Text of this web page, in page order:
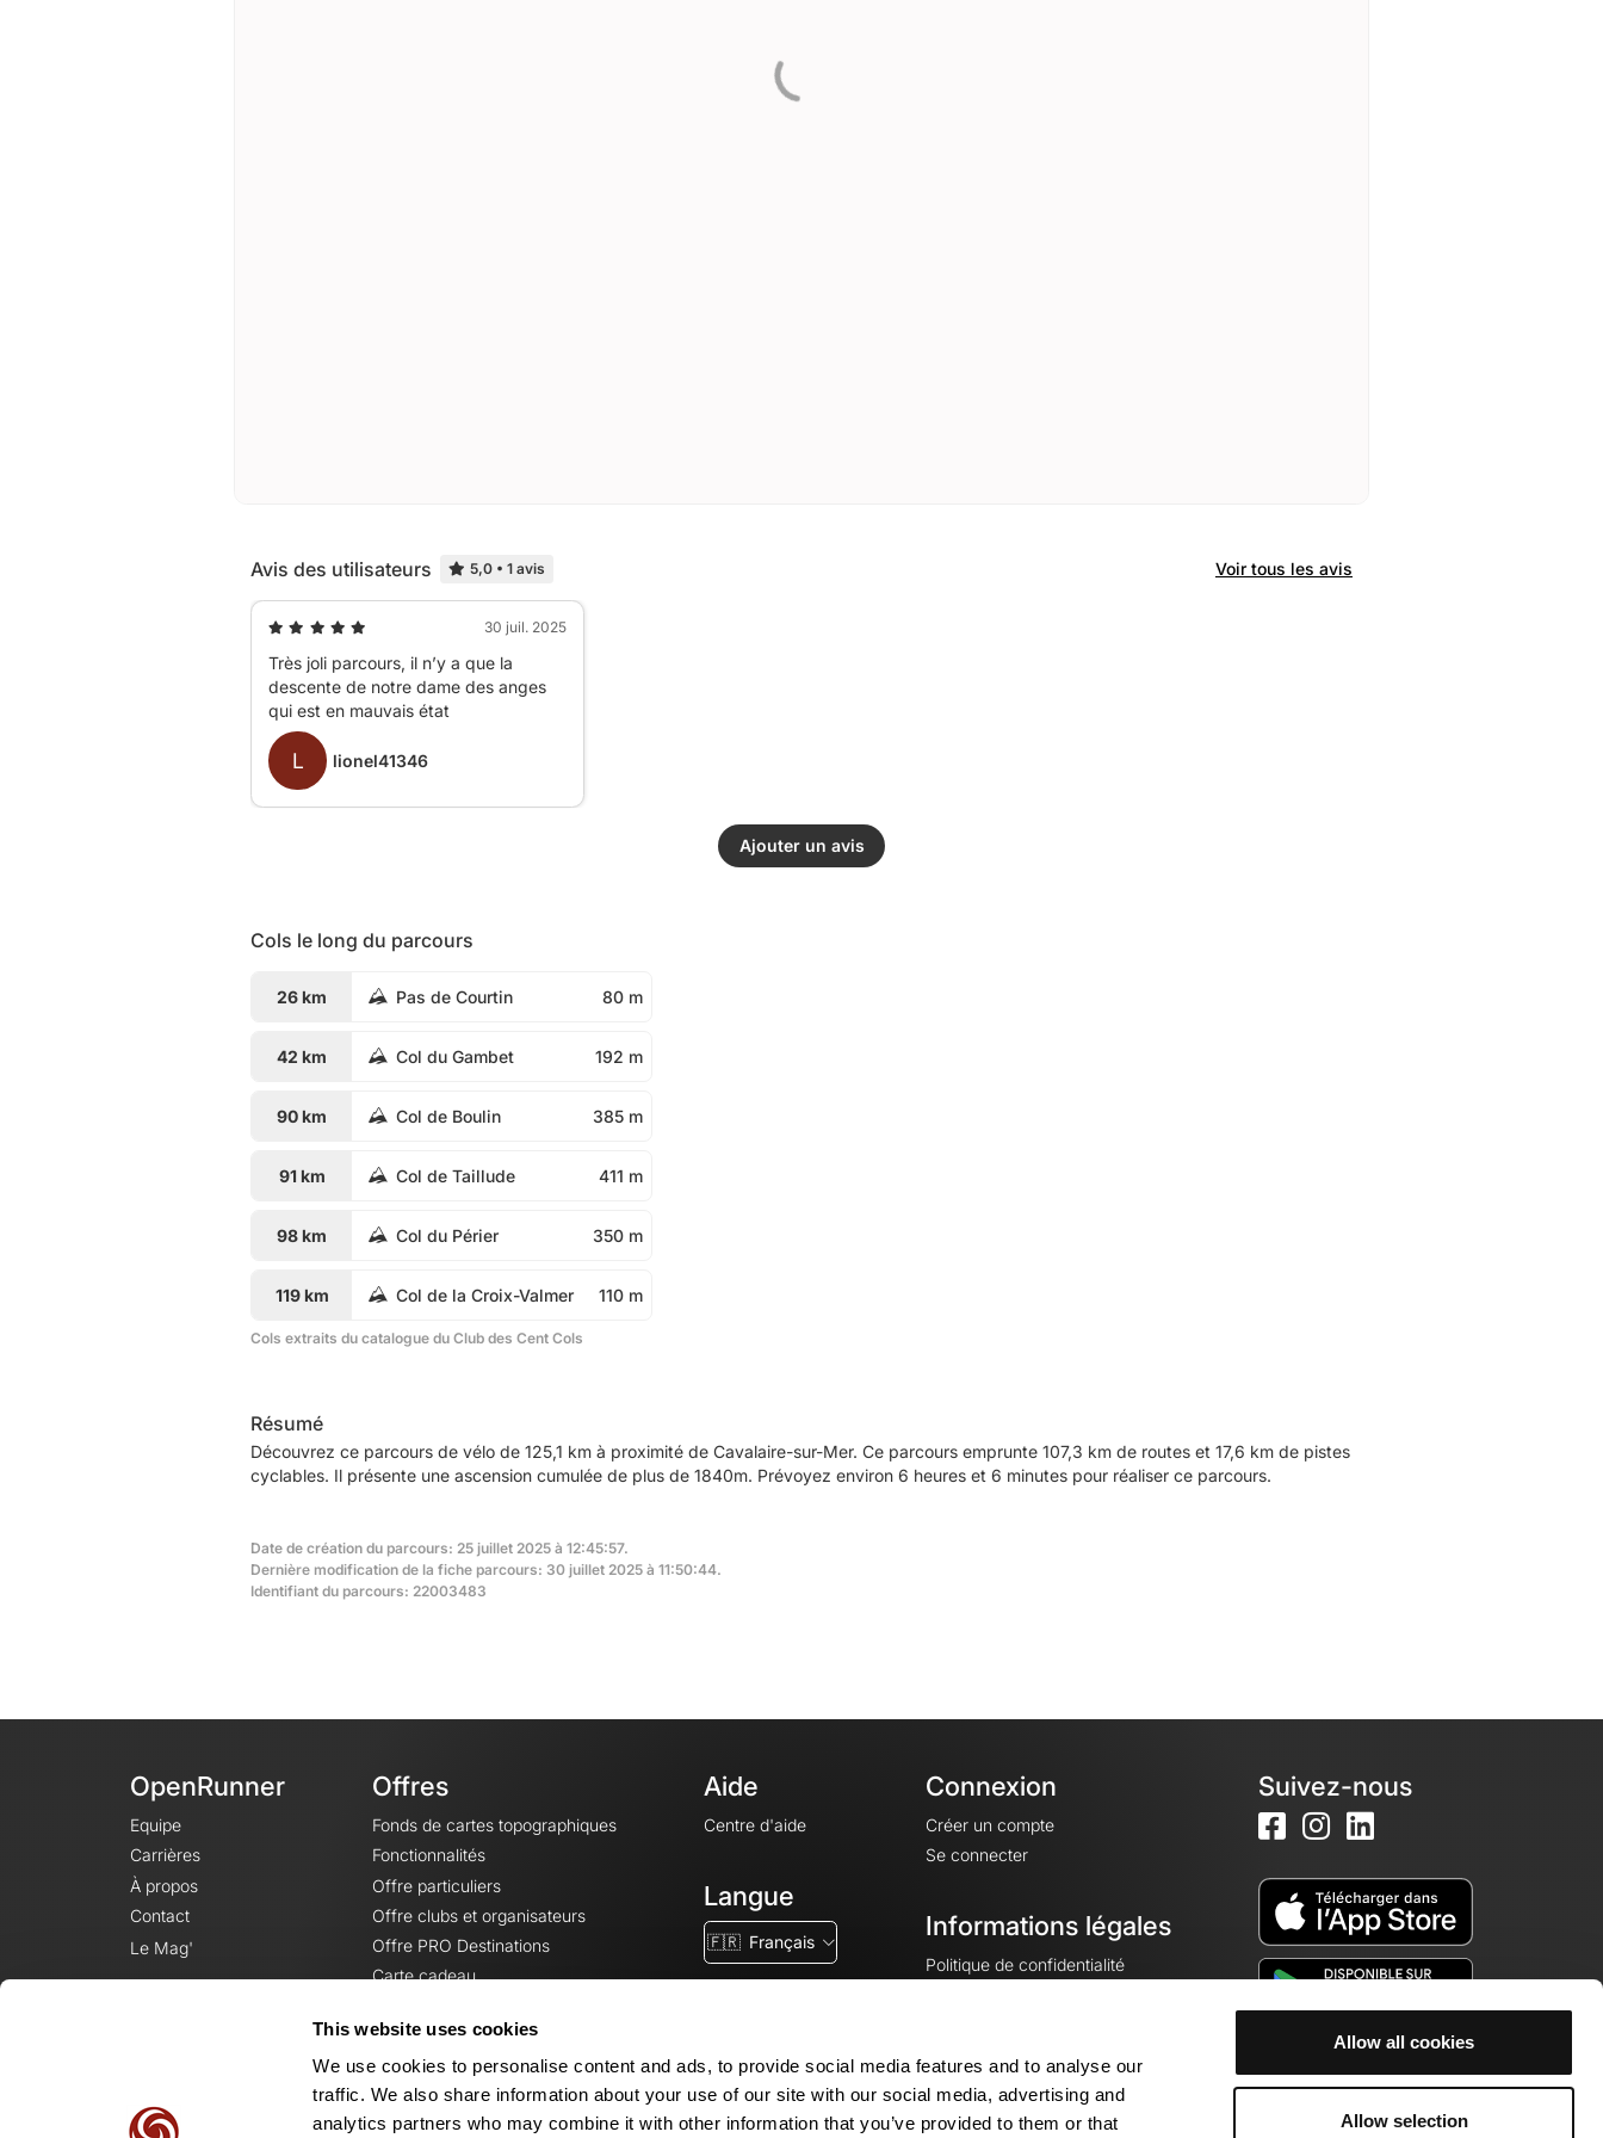
This website uses cookies
We use cookies to personalise content and ads, to provide social media features and to analyse our
traffic. We also share information about your use of our site with our social media, advertising and
analytics partners who may combine it with other information that you’ve provided to them or that
Allow all cookies
Allow selection
Avis des utilisateurs 5,0 • 1 avis Voir tous les avis
30 juil. 2025
Très joli parcours, il n’y a que la
descente de notre dame des anges
qui est en mauvais état
L lionel41346
Ajouter un avis
Cols le long du parcours
26 km Pas de Courtin 80 m
42 km Col du Gambet 192 m
90 km Col de Boulin 385 m
91 km Col de Taillude 411 m
98 km Col du Périer 350 m
119 km Col de la Croix-Valmer 110 m
Cols extraits du catalogue du Club des Cent Cols
Résumé
Découvrez ce parcours de vélo de 125,1 km à proximité de Cavalaire-sur-Mer. Ce parcours emprunte 107,3 km de routes et 17,6 km de pistes
cyclables. Il présente une ascension cumulée de plus de 1840m. Prévoyez environ 6 heures et 6 minutes pour réaliser ce parcours.
Date de création du parcours: 25 juillet 2025 à 12:45:57.
Dernière modification de la fiche parcours: 30 juillet 2025 à 11:50:44.
Identifiant du parcours: 22003483
OpenRunner
Equipe
Carrières
À propos
Contact
Le Mag'
Offres
Fonds de cartes topographiques
Fonctionnalités
Offre particuliers
Offre clubs et organisateurs
Offre PRO Destinations
Carte cadeau
Aide
Centre d'aide
Langue
🇫🇷 Français
Connexion
Créer un compte
Se connecter
Informations légales
Politique de confidentialité
Mentions légales
Paramètres des cookies
Suivez-nous